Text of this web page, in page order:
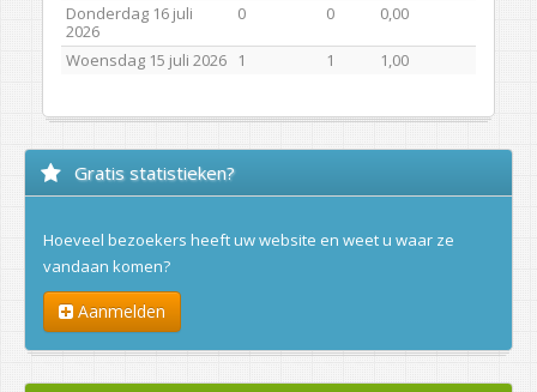
Donderdag 16 juli
2026
0 0 0,00
Woensdag 15 juli 2026 1 1 1,00
Gratis statistieken?
Hoeveel bezoekers heeft uw website en weet u waar ze
vandaan komen?
Aanmelden